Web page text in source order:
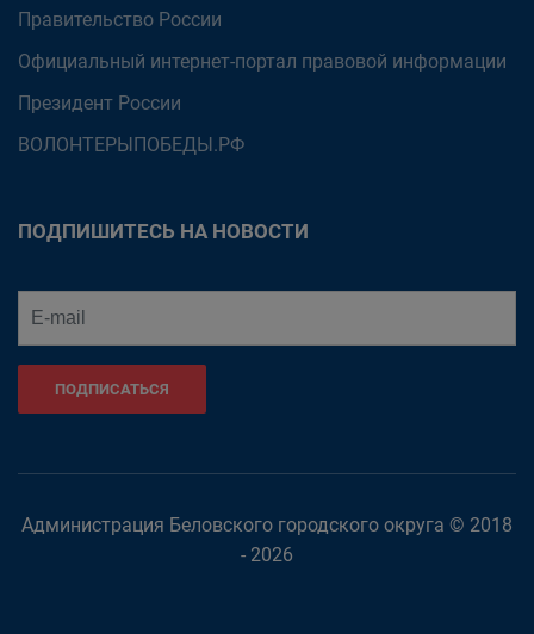
Правительство России
Официальный интернет-портал правовой информации
Президент России
ВОЛОНТЕРЫПОБЕДЫ.РФ
ПОДПИШИТЕСЬ НА НОВОСТИ
ПОДПИСАТЬСЯ
Администрация Беловского городского округа © 2018
- 2026